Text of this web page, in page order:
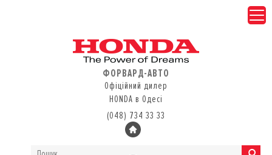
ФОРВАРД-АВТО
Офіційний дилер
HONDA в Одесі
(048) 734 33 33